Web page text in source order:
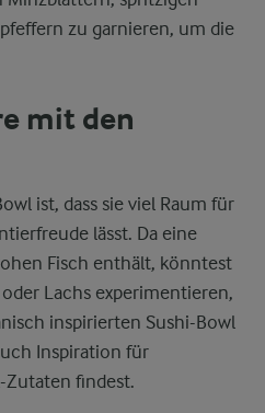
zu garnieren, um die
mit den
ist, dass sie viel Raum für
lässt. Da eine
Fisch enthält, könntest
Lachs experimentieren,
inspirierten Sushi-Bowl
Inspiration für
Zutaten findest.